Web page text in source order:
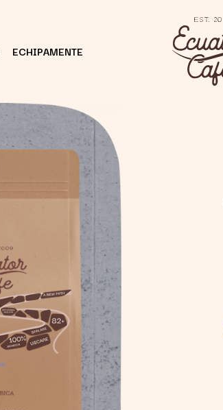
ECHIPAMENTE